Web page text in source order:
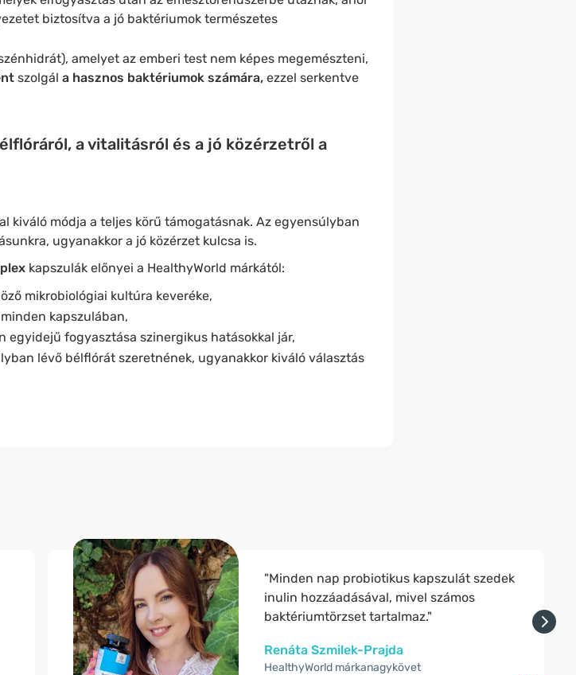
biztosítva a jó baktériumok természetes
amelyet az emberi test nem képes megemészteni,
szolgál a hasznos baktériumok számára,ezzel serkentve
a vitalitásról és a jó közérzetről a
kiváló módja a teljes körű támogatásnak. Az egyensúlyban
ugyanakkor a jó közérzet kulcsa is.
kapszulák előnyei a HealthyWorld márkától:
mikrobiológiai kultúra keveréke,
kapszulában,
egyidejű fogyasztása szinergikus hatásokkal jár,
lévő bélflórát szeretnének, ugyanakkor kiváló választás
"Minden nap probiotikus kapszulát szedek
inulin hozzáadásával, mivel számos
baktériumtörzset tartalmaz."
Renáta Szmilek-Prajda
HealthyWorld márkanagykövet